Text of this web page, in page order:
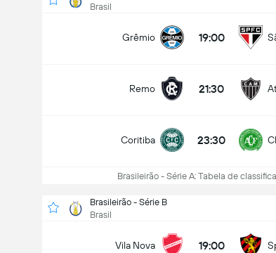
Brasil
Grêmio 19:00
Remo 21:30
Coritiba 23:30
Brasileirão - Série A: Tabela de
Brasileirão - Série B
Brasil
Vila Nova 19:00
Empate